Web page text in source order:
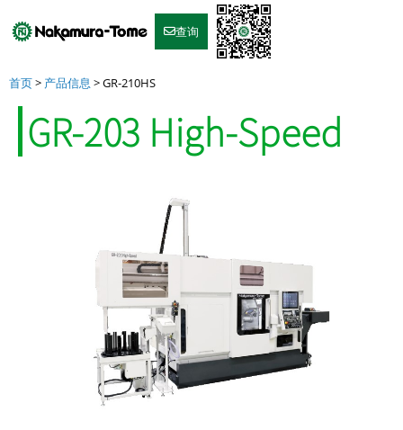
to
查询
首页> 产品信息 >GR-210HS
GR-203 High-Speed